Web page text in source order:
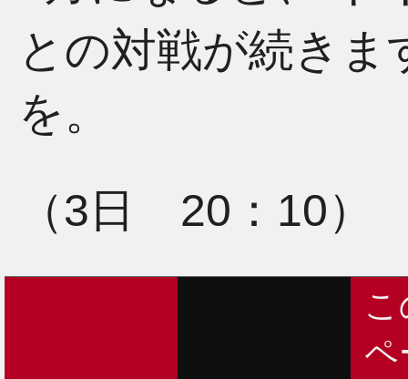
との対戦が続き
を。
（3日 20：10）
ペ